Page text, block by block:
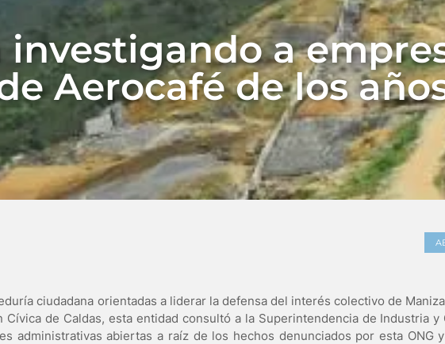
investigando a
Aerocafé de los
ciudadana orientadas a liderar la defensa del interés colectivo de
Cívica de Caldas, esta entidad consultó a la Superintendencia de Industria y
administrativas abiertas a raíz de los hechos denunciados por esta ONG